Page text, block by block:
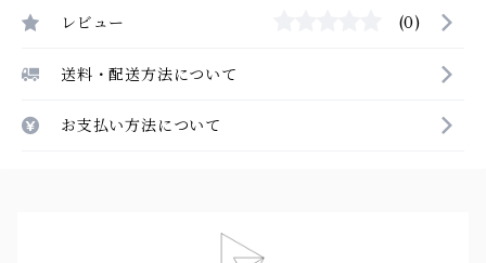
レビュー (0)
送料・配送方法について
お支払い方法について